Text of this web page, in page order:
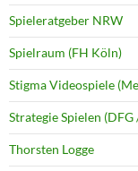
Spieleratgeber NRW
Spielraum (FH Köln)
Stigma Videospiele
Strategie Spielen
Thorsten Logge